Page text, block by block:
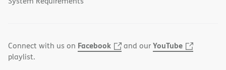
Connect with us on Facebook and ourYouTube
playlist.